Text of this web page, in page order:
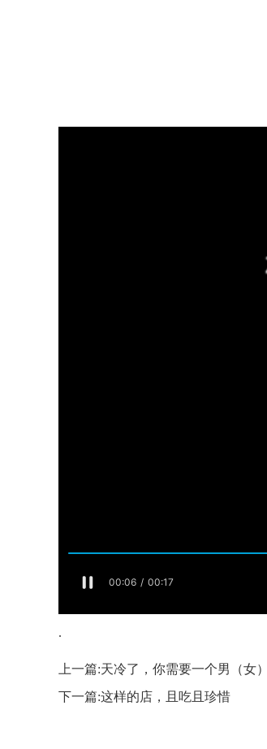
.
上一篇:天冷了，你需要一个男（女
下一篇:这样的店，且吃且珍惜